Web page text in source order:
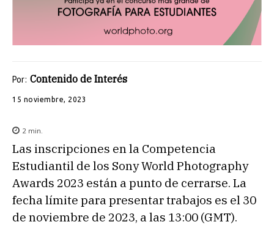
Por: Contenido de Interés
15 noviembre, 2023
2 min.
Las inscripciones en la Competencia
Estudiantil de los Sony World Photography
Awards 2023 están a punto de cerrarse. La
fecha límite para presentar trabajos es el 30
de noviembre de 2023, a las 13:00 (GMT).